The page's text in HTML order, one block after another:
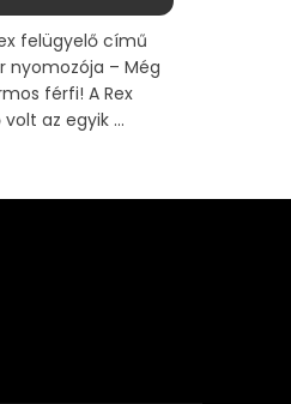
felügyelő című
nyomozója – Még
férfi! A Rex
az egyik ...